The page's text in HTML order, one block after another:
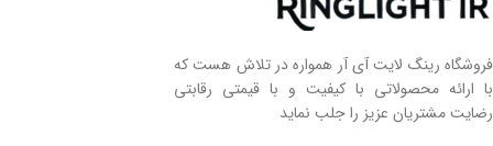
فروشگاه رینگ لایت آی آر همواره در تلاش هست که
با ارائه محصولاتی با کیفیت و با قیمتی رقابتی
رضایت مشتریان عزیز را جلب نماید